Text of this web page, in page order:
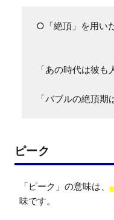
○「絶頂」を用い
「あの時代は彼も
「バブルの絶頂期
ピーク
「ピーク」の意味は、
味です。